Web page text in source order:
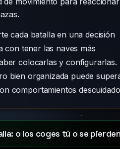
cada batalla en una decisión
con tener las naves más
colocarlas y configurarlas.
bien organizada puede
comportamientos
o los coges tú o se